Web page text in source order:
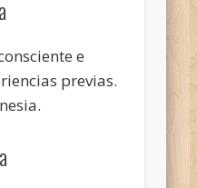
e
previas.